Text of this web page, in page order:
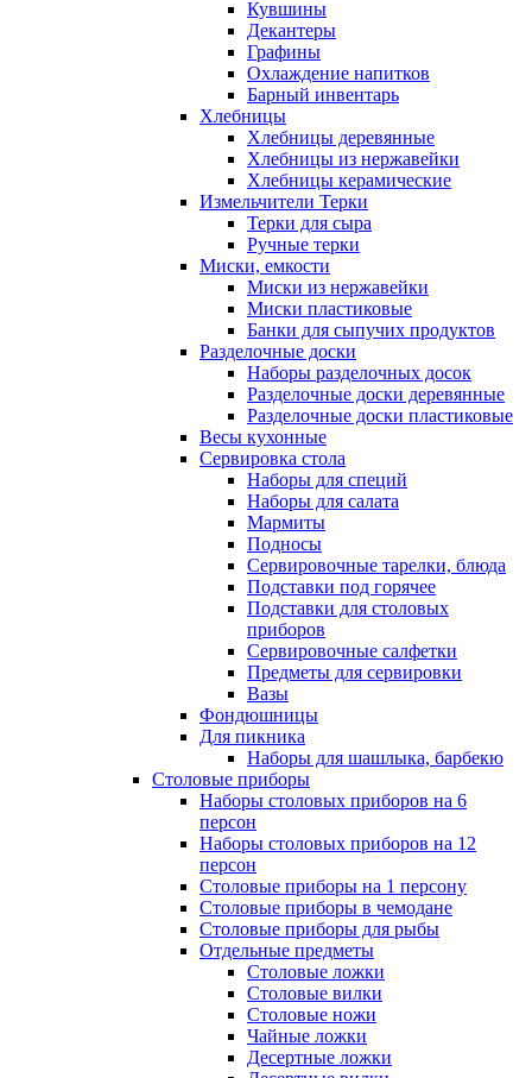
Кувшины
Декантеры
Графины
Охлаждение напитков
Барный инвентарь
Хлебницы
Хлебницы деревянные
Хлебницы из нержавейки
Хлебницы керамические
Измельчители Терки
Терки для сыра
Ручные терки
Миски, емкости
Миски из нержавейки
Миски пластиковые
Банки для сыпучих продуктов
Разделочные доски
Наборы разделочных досок
Разделочные доски деревянные
Разделочные доски пластиковые
Весы кухонные
Сервировка стола
Наборы для специй
Наборы для салата
Мармиты
Подносы
Сервировочные тарелки, блюда
Подставки под горячее
Подставки для столовых
приборов
Сервировочные салфетки
Предметы для сервировки
Вазы
Фондюшницы
Для пикника
Наборы для шашлыка, барбекю
Столовые приборы
Наборы столовых приборов на 6
персон
Наборы столовых приборов на 12
персон
Столовые приборы на 1 персону
Столовые приборы в чемодане
Столовые приборы для рыбы
Отдельные предметы
Столовые ложки
Столовые вилки
Столовые ножи
Чайные ложки
Десертные ложки